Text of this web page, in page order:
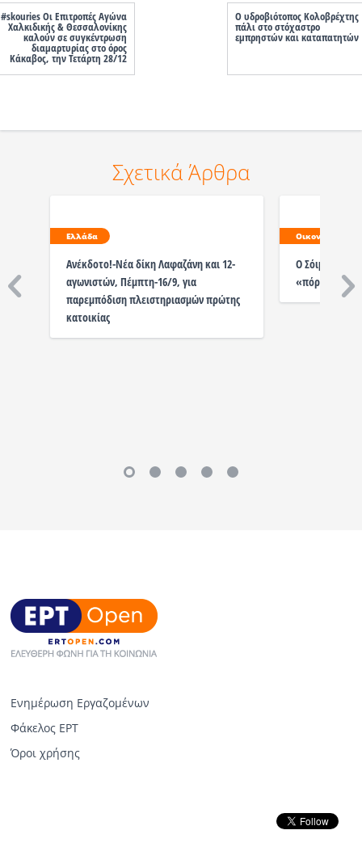
#skouries Οι Επιτροπές Αγώνα
Χαλκιδικής & Θεσσαλονίκης
καλούν σε συγκέντρωση
διαμαρτυρίας στο όρος
Κάκαβος, την Τετάρτη 28/12
Ο υδροβιότοπος Κολοβρέχτης
πάλι στο στόχαστρο
εμπρηστών και καταπατητών
Σχετικά Άρθρα
Ελλάδα
Ανέκδοτο!-Νέα δίκη Λαφαζάνη και 12-
αγωνιστών, Πέμπτη-16/9, για
παρεμπόδιση πλειστηριασμών πρώτης
κατοικίας
Οικονομία
Ο Σόιμπλε
«πόρτα» στα
Ενημέρωση Εργαζομένων
Φάκελος ΕΡΤ
Όροι χρήσης